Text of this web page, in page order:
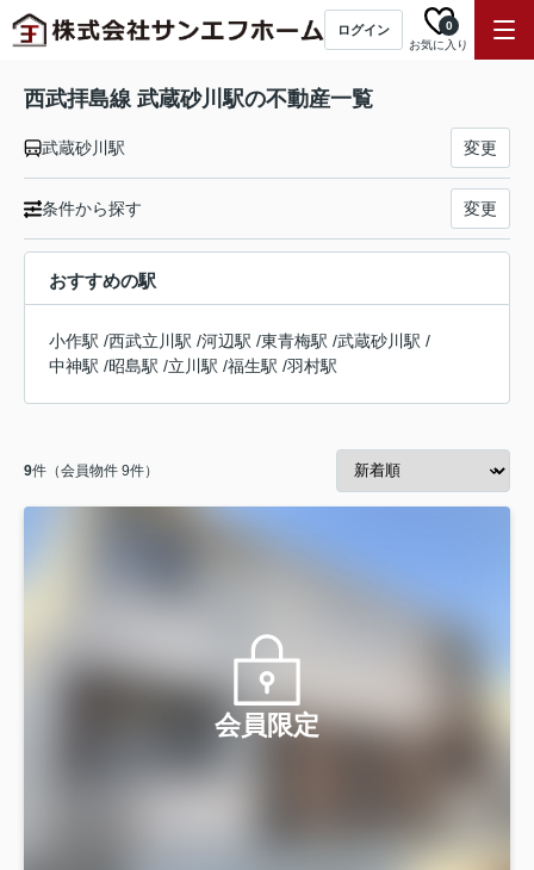
ログイン
お気に入り
0
西武拝島線 武蔵砂川駅の不動産一覧
武蔵砂川駅 変更
条件から探す 変更
おすすめの駅
小作駅 /西武立川駅 /河辺駅 /東青梅駅 /武蔵砂川駅 /
中神駅 /昭島駅 /立川駅 /福生駅 /羽村駅
9件（会員物件 9件）
会員限定